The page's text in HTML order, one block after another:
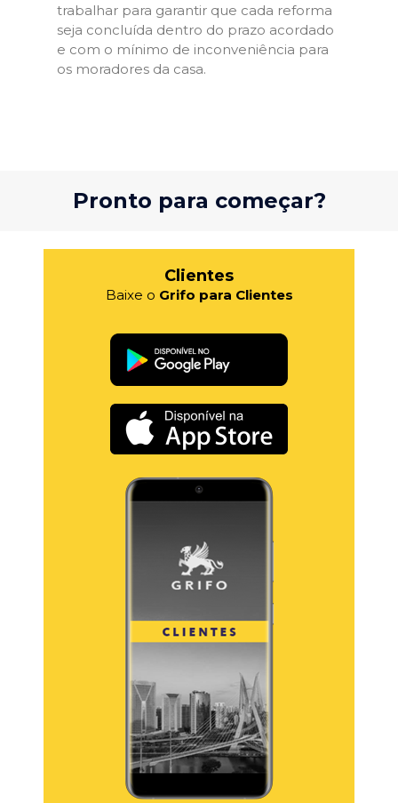
trabalhar para garantir que cada reforma
seja concluída dentro do prazo acordado
e com o mínimo de inconveniência para
os moradores da casa.
Pronto para começar?
Clientes
Baixe o Grifo para Clientes